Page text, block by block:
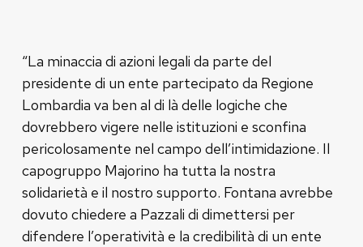
“La minaccia di azioni legali da parte del
presidente di un ente partecipato da Regione
Lombardia va ben al di là delle logiche che
dovrebbero vigere nelle istituzioni e sconfina
pericolosamente nel campo dell’intimidazione. Il
capogruppo Majorino ha tutta la nostra
solidarietà e il nostro supporto. Fontana avrebbe
dovuto chiedere a Pazzali di dimettersi per
difendere l’operatività e la credibilità di un ente